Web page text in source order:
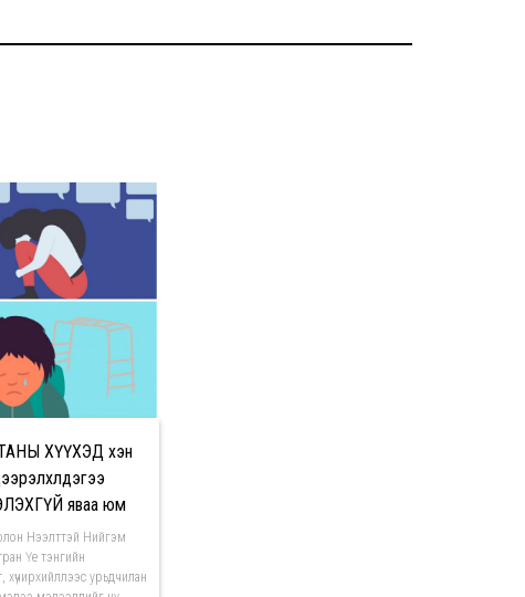
ХҮҮХЭД хэн
яваа юм
Нээлттэй Нийгэм
Үе тэнгийн
хүчирхийллээс урьдчилан